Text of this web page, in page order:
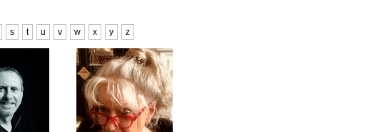
s t u v w x y z